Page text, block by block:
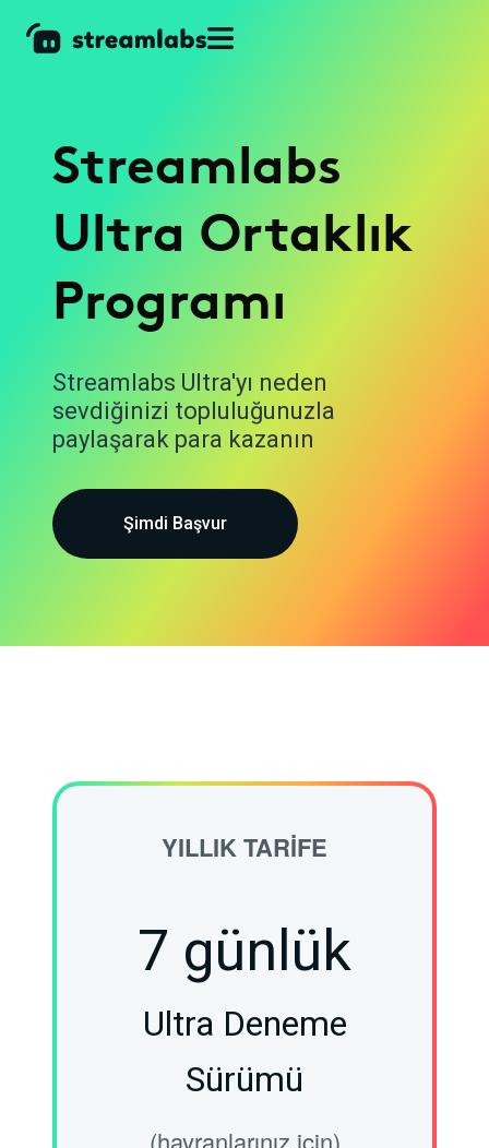
Streamlabs
Ultra Ortaklık
Programı
Streamlabs Ultra'yı neden
sevdiğinizi topluluğunuzla
paylaşarak para kazanın
Şimdi Başvur
YILLIK TARIFE
7 günlük
Ultra Deneme
Sürümü
(hayranlarınız için)